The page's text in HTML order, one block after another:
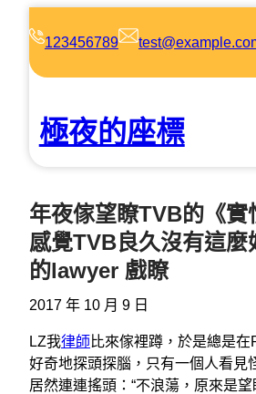
123456789
極夜的座標
年夜傢望瞭TVB的《實
感覺TVB良久沒有這麼
的lawyer 戲瞭
2017 年 10 月 9 日
LZ我律師 比來傢裡蹲，於是總是
好奇地探頭探腦，只有一個人看見
居然連連搖頭：“不浪蕩，原來是望